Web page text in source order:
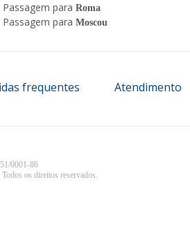
Passagem para Roma
Passagem para Moscou
frequentes Atendimento
0001-86
os direitos reservados.